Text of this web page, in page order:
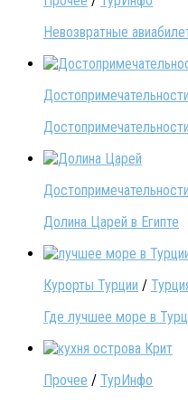
Невозвратные
Достопримечательности
Достопримечательности
Долина Царей в Египте
Курорты Турции /
Где лучшее море в
Прочее / ТурИнфо